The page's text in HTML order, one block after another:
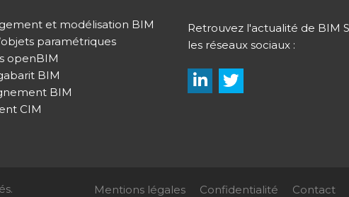
et modélisation BIM
paramétriques
openBIM
BIM
BIM
CIM
Retrouvez l'actualité de BIM
les réseaux sociaux :
Mentions légales Confidentialité
Contact